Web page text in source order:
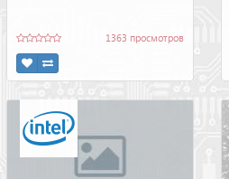
1363 просмотров